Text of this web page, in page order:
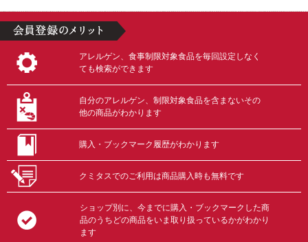
アレルゲン、食事制限対象食品を毎回設定しなく
ても検索ができます
自分のアレルゲン、制限対象食品を含まないその
他の商品がわかります
購入・ブックマーク履歴がわかります
クミタスでのご利用は商品購入時も無料です
ショップ別に、今までに購入・ブックマークした商
品のうちどの商品をいま取り扱っているかがわかり
ます